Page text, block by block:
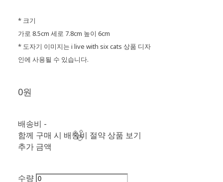
* 크기
가로 8.5cm 세로 7.8cm 높이 6cm
* 도자기 이미지는 i live with six cats 상품 디자
인에 사용될 수 있습니다.
0원
배송비 -
함께 구매 시 배송비 절약 상품 보기
추가 금액
수량